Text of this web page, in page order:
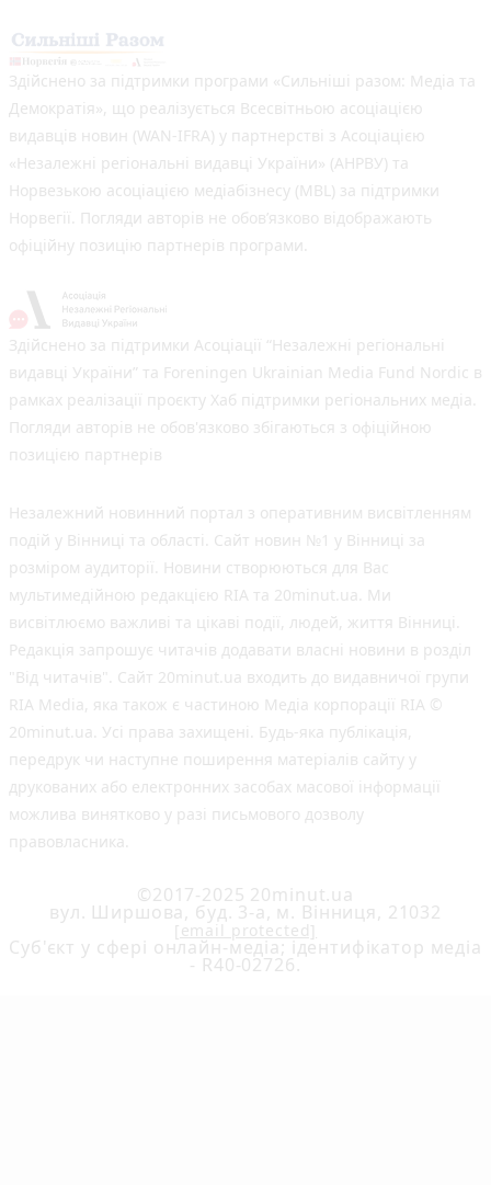
Здійснено за підтримки програми «Сильніші разом: Медіа та
Демократія», що реалізується Всесвітньою асоціацією
видавців новин (WAN-IFRA) у партнерстві з Асоціацією
«Незалежні регіональні видавці України» (АНРВУ) та
Норвезькою асоціацією медіабізнесу (MBL) за підтримки
Норвегії. Погляди авторів не обов’язково відображають
офіційну позицію партнерів програми.
Здійснено за підтримки Асоціації “Незалежні регіональні
видавці України” та Foreningen Ukrainian Media Fund Nordic в
рамках реалізації проєкту Хаб підтримки регіональних медіа.
Погляди авторів не обов'язково збігаються з офіційною
позицією партнерів
Незалежний новинний портал з оперативним висвітленням
подій у Вінниці та області. Сайт новин №1 у Вінниці за
розміром аудиторії. Новини створюються для Вас
мультимедійною редакцією RIA та 20minut.ua. Ми
висвітлюємо важливі та цікаві події, людей, життя Вінниці.
Редакція запрошує читачів додавати власні новини в розділ
"Від читачів". Сайт 20minut.ua входить до видавничої групи
RIA Media, яка також є частиною Медіа корпорації RIA ©
20minut.ua. Усі права захищені. Будь-яка публiкацiя,
передрук чи наступне поширення матеріалів сайту у
друкованих або електронних засобах масової інформації
можлива винятково у разі письмового дозволу
правовласника.
©2017-2025 20minut.ua
вул. Ширшова, буд. 3-а, м. Вінниця, 21032
[email protected]
Cуб'єкт у сфері онлайн-медіа; ідентифікатор медіа
- R40-02726.